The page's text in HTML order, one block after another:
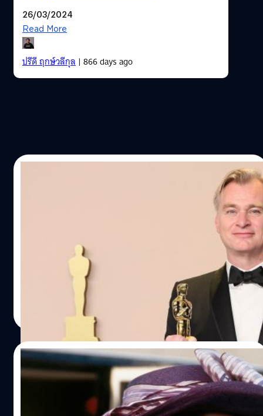
26/03/2024
Read More
ปรีดี ฤกษ์วลีกุล| 866 days ago
Christopher Nolan รับทรัพย์เหนาะ ๆ จาก
‘Oppenheimer’ กว่า 100 ล้านเหรียญ หลังค
ผู้กำกับ คริสโตเฟอร์ โนแลน (Christopher Nolan) รับรายได้
ไปเหนาะ ๆ จากหนัง ‘Oppenheimer’ ไปรวมกว่า 100 ล้าน
เหรียญ หลังคว้า 2 ออสการ์ของเขาเอง
| 879 days ago
14/02/2024
Kate Winslet เปิดอก ชีวิตและชื่อเสียงหลัง
จาก ‘Titanic’ ไม่น่าพอใจ จนต้องหันไปเล่น